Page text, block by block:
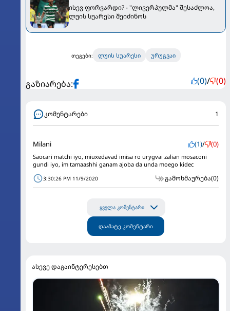
ისევ ფორვარდი? - "ლივერპულმა" შესაძლოა,
ლუის სუარესი შეიძინოს
თეგები: ლუის სუარესი ურუგვაი
გაზიარება: (0)/ (0)
კომენტარები 1
Milani (1)/ (0)
Saocari matchi iyo, miuxedavad imisa ro urygvai zalian mosaconi
gundi iyo, im tamaashhi ganam ajoba da unda moego kidec
3:30:26 PM 11/9/2020 გამოხმაურება(0)
ყველა კომენტარი
დაამატე კომენტარი
ასევე დაგაინტერესებთ